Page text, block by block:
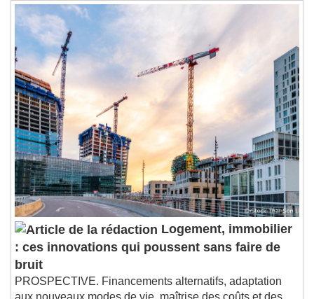
Logement, immobilier
: ces innovations qui poussent sans faire de
bruit
PROSPECTIVE. Financements alternatifs, adaptation